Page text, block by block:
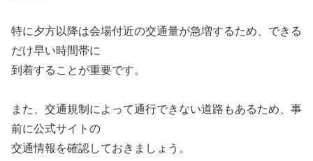
特に夕方以降は会場付近の交通量が急増するため、できる
だけ早い時間帯に
到着することが重要です。
また、交通規制によって通行できない道路もあるため、事
前に公式サイトの
交通情報を確認しておきましょう。